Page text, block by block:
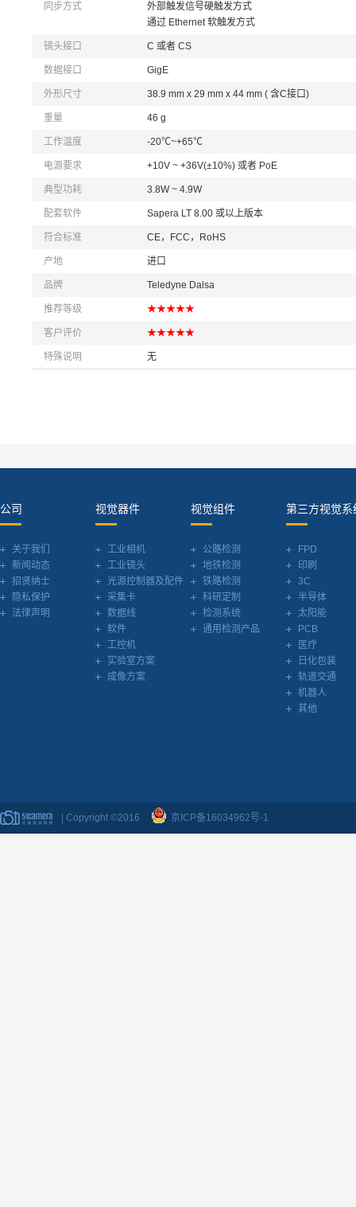
同步方式
外部触发信号硬触发方式
通过 Ethernet 软触发方式
镜头接口 C 或者 CS
数据接口 GigE
外形尺寸 38.9 mm x 29 mm x 44 mm ( 含C接口)
重量 46 g
工作温度 -20℃~+65℃
电源要求 +10V ~ +36V(±10%) 或者 PoE
典型功耗 3.8W ~ 4.9W
配套软件 Sapera LT 8.00 或以上版本
符合标准 CE，FCC，RoHS
产地 进口
品牌 Teledyne Dalsa
推荐等级 ★★★★★
客户评价 ★★★★★
特殊说明 无
公司
关于我们
新闻动态
招贤纳士
隐私保护
法律声明
视觉器件
工业相机
工业镜头
光源控制器及配件
采集卡
数据线
软件
工控机
实验室方案
成像方案
视觉组件
公路检测
地铁检测
铁路检测
科研定制
检测系统
通用检测产品
第三方视觉系
FPD
印刷
3C
半导体
太阳能
PCB
医疗
日化包装
轨道交通
机器人
其他
| Copyright ©2016 京ICP备16034962号-1